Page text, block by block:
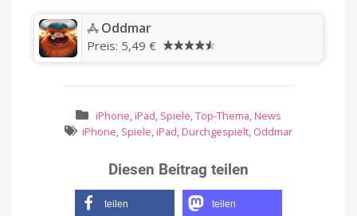
‎Oddmar
Preis: 5,49 €
iPhone, iPad, Spiele,Top-Thema, News
iPhone, Spiele, iPad, Durchgespielt, Oddmar
Diesen Beitrag teilen
teilen teilen